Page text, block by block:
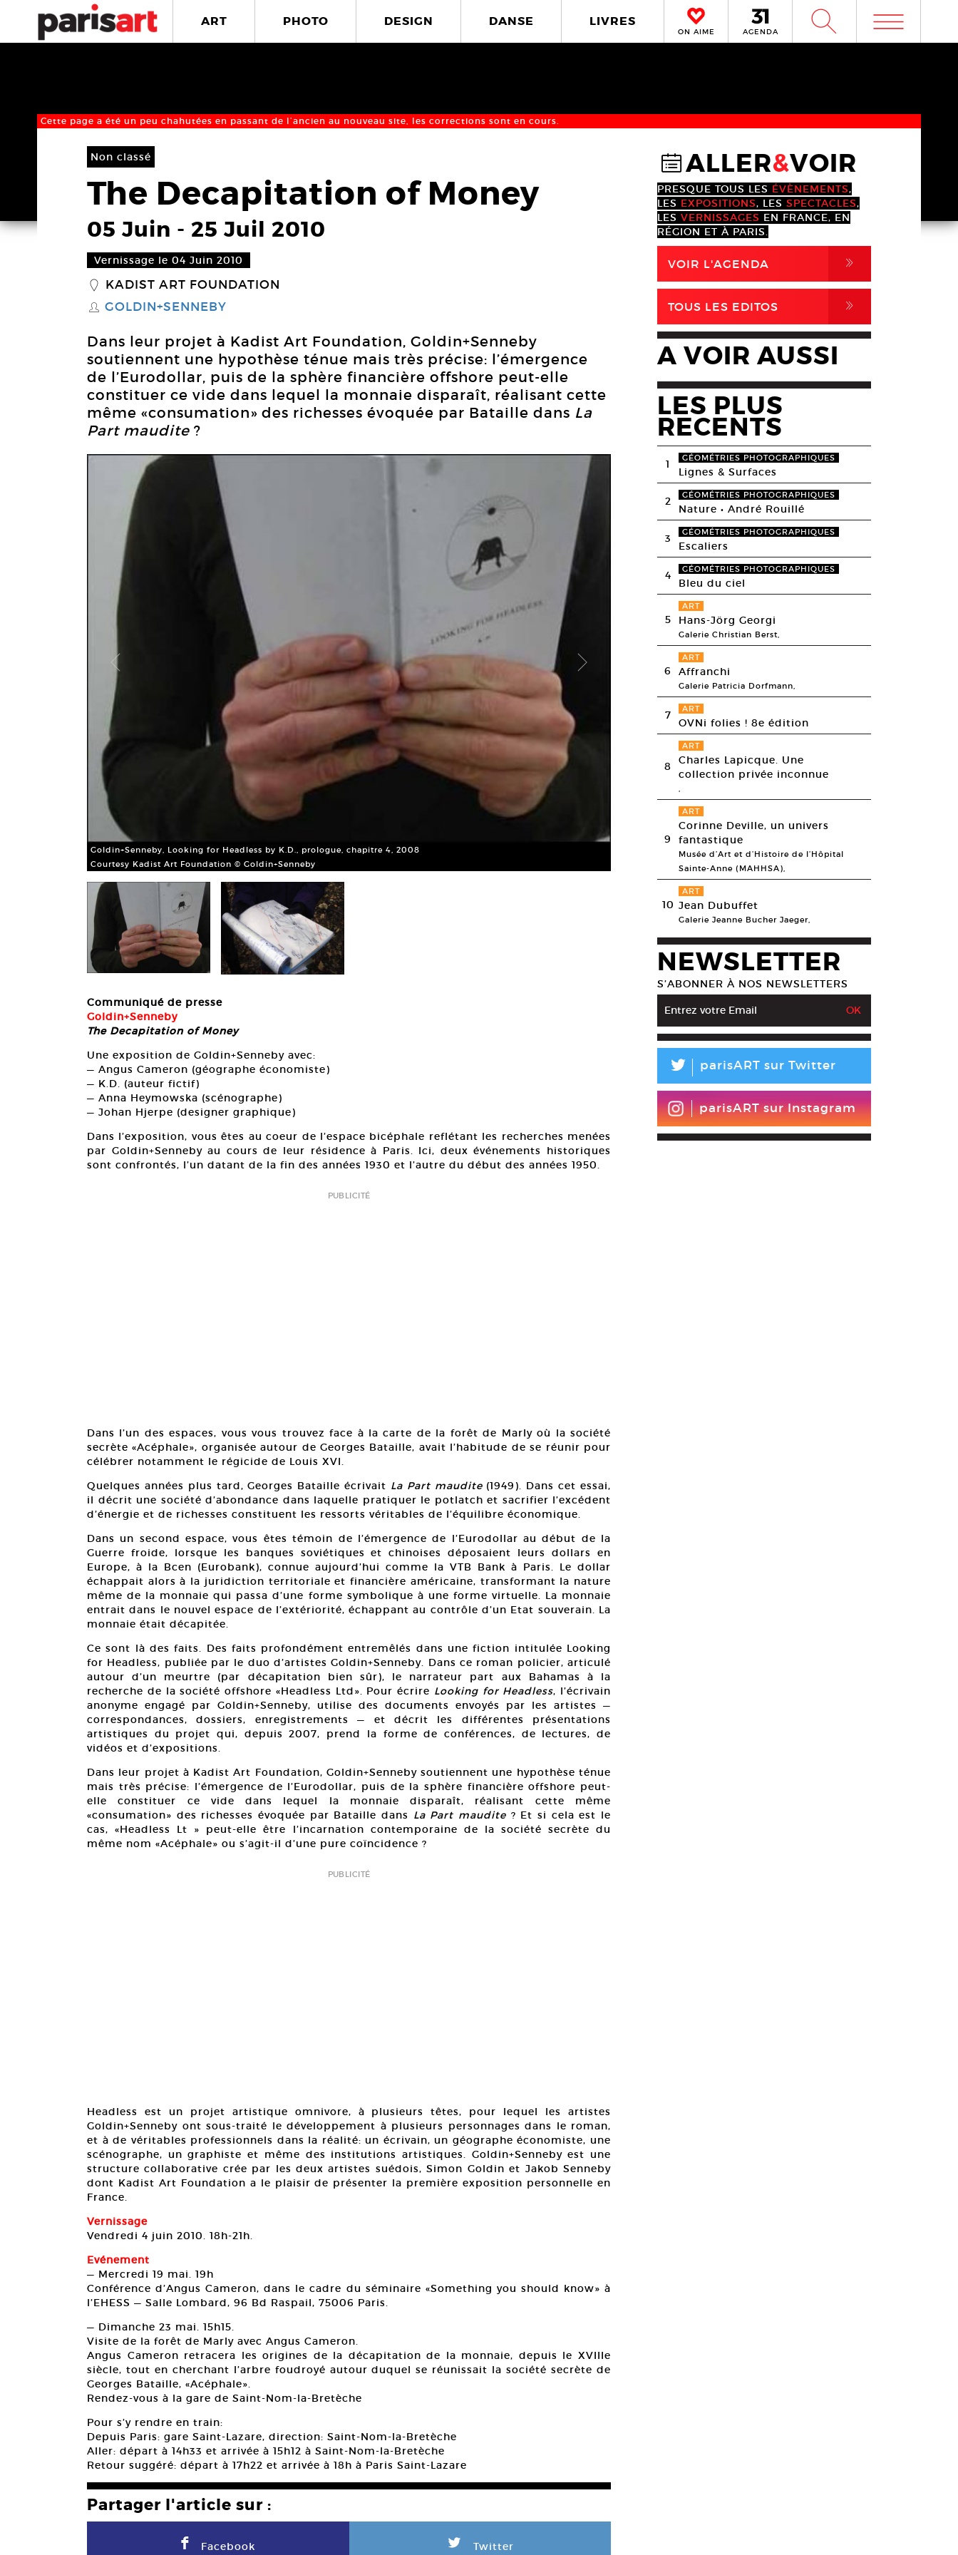
ART PHOTO DESIGN DANSE LIVRES
ON AIME AGENDA W m
Cette page a été un peu chahutées en passant de l’ancien au nouveau site, les corrections sont en cours.
Non classé
The Decapitation of Money
05 Juin - 25 Juil 2010
Vernissage le 04 Juin 2010
_ KADIST ART FOUNDATION
S GOLDIN+SENNEBY
Dans leur projet à Kadist Art Foundation, Goldin+Senneby
soutiennent une hypothèse ténue mais très précise: l’émergence
de l’Eurodollar, puis de la sphère financière offshore peut-elle
constituer ce vide dans lequel la monnaie disparaît, réalisant cette
même «consumation» des richesses évoquée par Bataille dans La
Part maudite ?
Goldin+Senneby, Looking for Headless by K.D., prologue, chapitre 4, 2008
Courtesy Kadist Art Foundation © Goldin+Senneby
Goldin+Senneby, Site visit: Forêt de Marly, les Yvelines, 2010
Courtesy Kadist Art Foundation © Goldin+Senneby
Communiqué de presse
Goldin+Senneby
The Decapitation of Money
Une exposition de Goldin+Senneby avec:
— Angus Cameron (géographe économiste)
— K.D. (auteur fictif)
— Anna Heymowska (scénographe)
— Johan Hjerpe (designer graphique)
Dans l’exposition, vous êtes au coeur de l’espace bicéphale reflétant les recherches menées
par Goldin+Senneby au cours de leur résidence à Paris. Ici, deux événements historiques
sont confrontés, l’un datant de la fin des années 1930 et l’autre du début des années 1950.
PUBLICITÉ
Dans l’un des espaces, vous vous trouvez face à la carte de la forêt de Marly où la société
secrète «Acéphale», organisée autour de Georges Bataille, avait l’habitude de se réunir pour
célébrer notamment le régicide de Louis XVI.
Quelques années plus tard, Georges Bataille écrivait La Part maudite(1949). Dans cet essai,
il décrit une société d’abondance dans laquelle pratiquer le potlatch et sacrifier l’excédent
d’énergie et de richesses constituent les ressorts véritables de l’équilibre économique.
Dans un second espace, vous êtes témoin de l’émergence de l’Eurodollar au début de la
Guerre froide, lorsque les banques soviétiques et chinoises déposaient leurs dollars en
Europe, à la Bcen (Eurobank), connue aujourd’hui comme la VTB Bank à Paris. Le dollar
échappait alors à la juridiction territoriale et financière américaine, transformant la nature
même de la monnaie qui passa d’une forme symbolique à une forme virtuelle. La monnaie
entrait dans le nouvel espace de l’extériorité, échappant au contrôle d’un Etat souverain. La
monnaie était décapitée.
Ce sont là des faits. Des faits profondément entremêlés dans une fiction intitulée Looking
for Headless, publiée par le duo d’artistes Goldin+Senneby. Dans ce roman policier, articulé
autour d’un meurtre (par décapitation bien sûr), le narrateur part aux Bahamas à la
recherche de la société offshore «Headless Ltd». Pour écrire Looking for Headless, l’écrivain
anonyme engagé par Goldin+Senneby, utilise des documents envoyés par les artistes —
correspondances, dossiers, enregistrements — et décrit les différentes présentations
artistiques du projet qui, depuis 2007, prend la forme de conférences, de lectures, de
vidéos et d’expositions.
Dans leur projet à Kadist Art Foundation, Goldin+Senneby soutiennent une hypothèse ténue
mais très précise: l’émergence de l’Eurodollar, puis de la sphère financière offshore peut-
elle constituer ce vide dans lequel la monnaie disparaît, réalisant cette même
«consumation» des richesses évoquée par Bataille dans La Part maudite ? Et si cela est le
cas, «Headless Lt » peut-elle être l’incarnation contemporaine de la société secrète du
même nom «Acéphale» ou s’agit-il d’une pure coïncidence ?
PUBLICITÉ
Headless est un projet artistique omnivore, à plusieurs têtes, pour lequel les artistes
Goldin+Senneby ont sous-traité le développement à plusieurs personnages dans le roman,
et à de véritables professionnels dans la réalité: un écrivain, un géographe économiste, une
scénographe, un graphiste et même des institutions artistiques. Goldin+Senneby est une
structure collaborative crée par les deux artistes suédois, Simon Goldin et Jakob Senneby
dont Kadist Art Foundation a le plaisir de présenter la première exposition personnelle en
France.
Vernissage
Vendredi 4 juin 2010. 18h-21h.
Evénement
— Mercredi 19 mai. 19h
Conférence d’Angus Cameron, dans le cadre du séminaire «Something you should know» à
l’EHESS — Salle Lombard, 96 Bd Raspail, 75006 Paris.
— Dimanche 23 mai. 15h15.
Visite de la forêt de Marly avec Angus Cameron.
Angus Cameron retracera les origines de la décapitation de la monnaie, depuis le XVIIIe
siècle, tout en cherchant l’arbre foudroyé autour duquel se réunissait la société secrète de
Georges Bataille, «Acéphale».
Rendez-vous à la gare de Saint-Nom-la-Bretèche
Pour s’y rendre en train:
Depuis Paris: gare Saint-Lazare, direction: Saint-Nom-la-Bretèche
Aller: départ à 14h33 et arrivée à 15h12 à Saint-Nom-la-Bretèche
Retour suggéré: départ à 17h22 et arrivée à 18h à Paris Saint-Lazare
Partager l'article sur :
F Facebook L Twitter
@ALLER&VOIR
PRESQUE TOUS LES ÉVÈNEMENTS,
LES EXPOSITIONS, LES SPECTACLES,
LES VERNISSAGES EN FRANCE, EN
RÉGION ET À PARIS.
VOIR L'AGENDA ,
TOUS LES EDITOS ,
A VOIR AUSSI
LES PLUS
RECENTS
1 GÉOMÉTRIES PHOTOGRAPHIQUES
Lignes & Surfaces
2 GÉOMÉTRIES PHOTOGRAPHIQUES
Nature • André Rouillé
3 GÉOMÉTRIES PHOTOGRAPHIQUES
Escaliers
4 GÉOMÉTRIES PHOTOGRAPHIQUES
Bleu du ciel
5
ART
Hans-Jörg Georgi
Galerie Christian Berst,
6
ART
Affranchi
Galerie Patricia Dorfmann,
7 ART
OVNi folies ! 8e édition
8
ART
Charles Lapicque. Une
collection privée inconnue
,
9
ART
Corinne Deville, un univers
fantastique
Musée d’Art et d’Histoire de l’Hôpital
Sainte-Anne (MAHHSA),
10
ART
Jean Dubuffet
Galerie Jeanne Bucher Jaeger,
NEWSLETTER
S’ABONNER À NOS NEWSLETTERS
L parisART sur Twitter
parisART sur Instagram